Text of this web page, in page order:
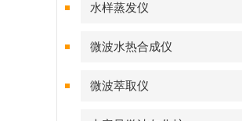
水样蒸发仪
微波水热合成仪
微波萃取仪